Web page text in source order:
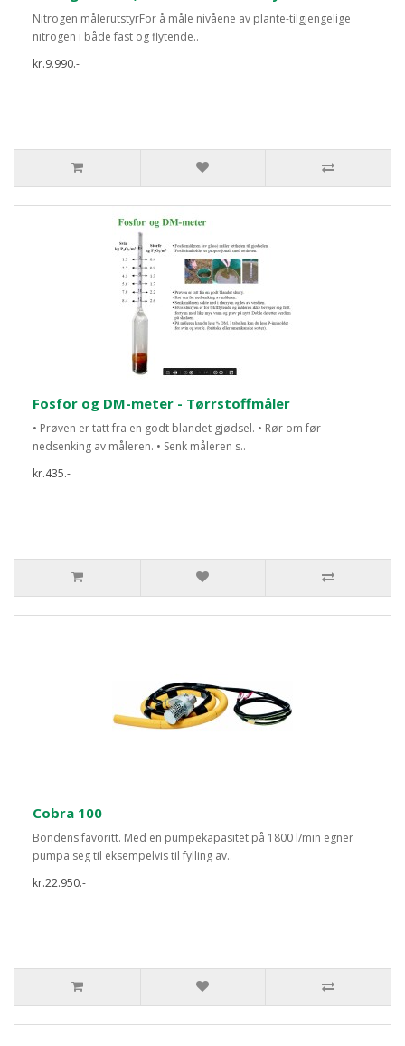
Nitrogen målerutstyrFor å måle nivåene av plante-tilgjengelige
nitrogen i både fast og flytende..
kr.9.990.-
Fosfor og DM-meter - Tørrstoffmåler
• Prøven er tatt fra en godt blandet gjødsel. • Rør om før
nedsenking av måleren. • Senk måleren s..
kr.435.-
Cobra 100
Bondens favoritt. Med en pumpekapasitet på 1800 l/min egner
pumpa seg til eksempelvis til fylling av..
kr.22.950.-